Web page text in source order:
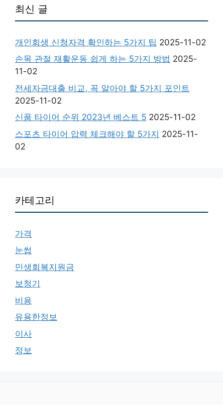
최신 글
개인회생 신청자격 확인하는 5가지 팁 2025-11-02
손목 관절 재활운동 쉽게 하는 5가지 방법 2025-
11-02
전세자금대출 비교, 꼭 알아야 할 5가지 포인트
2025-11-02
신품 타이어 순위 2023년 베스트 5 2025-11-02
스포츠 타이어 압력 체크해야 할 5가지 2025-11-
02
카테고리
가격
눈썹
민생회복지원금
보청기
비용
유용한정보
이사
정보